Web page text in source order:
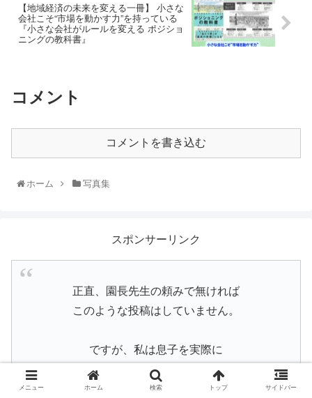
【地域経済の未来を変える一冊】 小さな
会社こそ“市場を動かす力”を持っている
『小さな会社がルールを変える ポジショ
ニングの教科書』
コメント
コメントを書き込む
ホーム 写真集
スポンサーリンク
正直、園長先生の頼みで無ければ
このような投稿はしていません。
ですが、私は息子を実際に
預けていた保護者です。だからこそ
この投稿には責任を持って紹介しています。
メニュー ホーム 検索 トップ サイドバー